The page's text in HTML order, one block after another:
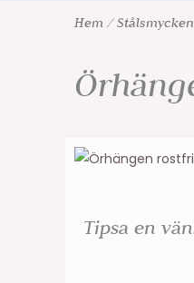
Hem /Stålsmycken
Tipsa en